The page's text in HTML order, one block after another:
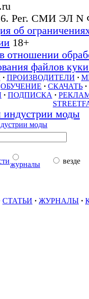
Рег. СМИ ЭЛ N
об
18+
отношении
файлов
· ПРОИЗВОДИТЕЛИ ·
ОБУЧЕНИЕ · СКАЧАТЬ ·
· ПОДПИСКА ·
индустрии моды
журналы
везде
СТАТЬИ · ЖУРНАЛЫ ·